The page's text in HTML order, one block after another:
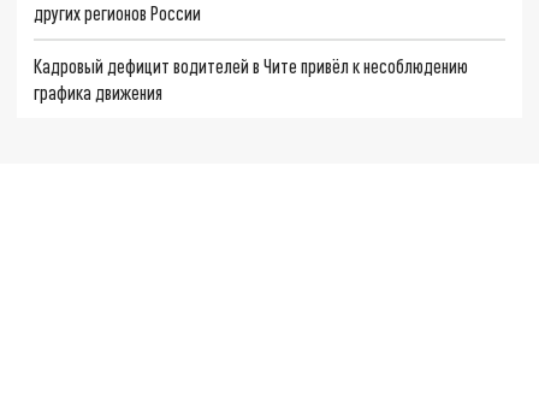
других регионов России
Кадровый дефицит водителей в Чите привёл к несоблюдению
графика движения